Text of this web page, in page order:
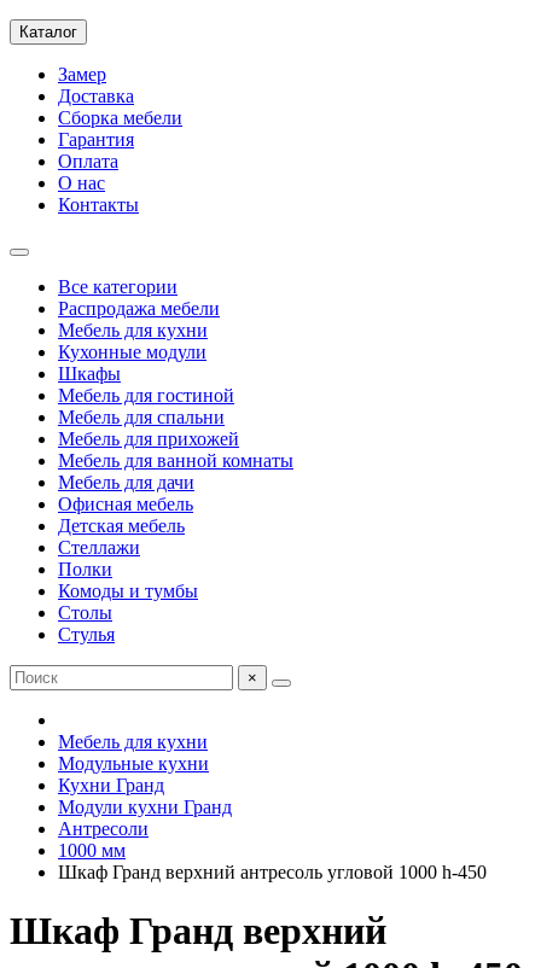
Каталог
Замер
Доставка
Сборка мебели
Гарантия
Оплата
О нас
Контакты
Все категории
Распродажа мебели
Мебель для кухни
Кухонные модули
Шкафы
Мебель для гостиной
Мебель для спальни
Мебель для прихожей
Мебель для ванной комнаты
Мебель для дачи
Офисная мебель
Детская мебель
Стеллажи
Полки
Комоды и тумбы
Столы
Стулья
×
Мебель для кухни
Модульные кухни
Кухни Гранд
Модули кухни Гранд
Антресоли
1000 мм
Шкаф Гранд верхний антресоль угловой 1000 h-450
Шкаф Гранд верхний